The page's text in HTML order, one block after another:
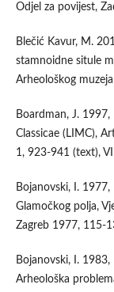
Odjel za povijest,
Blečić Kavur, M.
stamnoidne situle
Arheološkog
Boardman, J.
Classicae (LIMC),
1, 923-941 (text),
Bojanovski, I.
Glamočkog polja,
Zagreb 1977, 115-
Bojanovski, I.
Arheološka